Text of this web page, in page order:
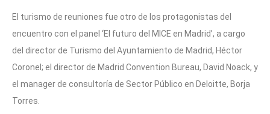
El turismo de reuniones fue otro de los protagonistas del
encuentro con el panel ‘El futuro del MICE en Madrid’, a cargo
del director de Turismo del Ayuntamiento de Madrid, Héctor
Coronel; el director de Madrid Convention Bureau, David Noack, y
el manager de consultoría de Sector Público en Deloitte, Borja
Torres.